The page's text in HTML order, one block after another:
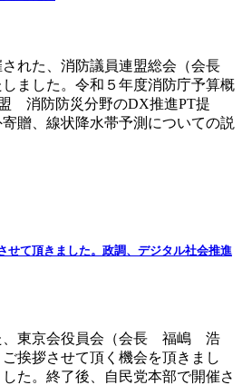
れた、消防議員連盟総会（会長
ました。令和５年度消防庁予算概
消防防災分野のDX推進PT提
贈、線状降水帯予測についての説
せて頂きました。政調、デジタル社会推進
、東京会役員会（会長 福嶋 浩
挨拶させて頂く機会を頂きまし
た。終了後、自民党本部で開催さ